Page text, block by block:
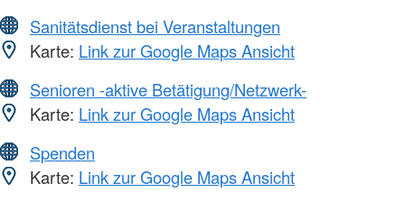
Sanitätsdienst bei Veranstaltungen
Karte: Link zur Google Maps Ansicht
Senioren -aktive Betätigung/Netzwerk-
Karte: Link zur Google Maps Ansicht
Spenden
Karte: Link zur Google Maps Ansicht